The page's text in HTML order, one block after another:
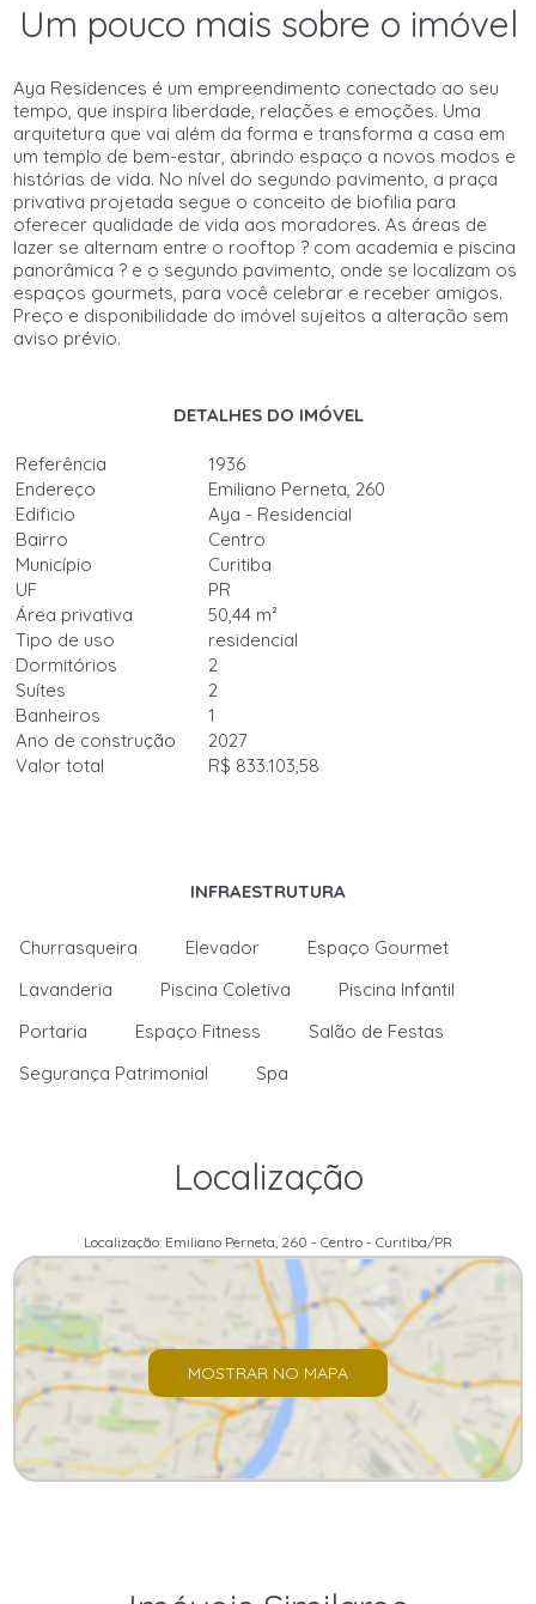
Um pouco mais sobre o imóvel
Aya Residences é um empreendimento conectado ao seu
tempo, que inspira liberdade, relações e emoções. Uma
arquitetura que vai além da forma e transforma a casa em
um templo de bem-estar, abrindo espaço a novos modos e
histórias de vida. No nível do segundo pavimento, a praça
privativa projetada segue o conceito de biofilia para
oferecer qualidade de vida aos moradores. As áreas de
lazer se alternam entre o rooftop ? com academia e piscina
panorâmica ? e o segundo pavimento, onde se localizam os
espaços gourmets, para você celebrar e receber amigos.
Preço e disponibilidade do imóvel sujeitos a alteração sem
aviso prévio.
DETALHES DO IMÓVEL
Referência
1936
Endereço
Emiliano Perneta, 260
Edificio
Aya - Residencial
Bairro
Centro
Município
Curitiba
UF
PR
Área privativa
50,44 m²
Tipo de uso
residencial
Dormitórios
2
Suítes
2
Banheiros
1
Ano de construção
2027
Valor total
R$ 833.103,58
INFRAESTRUTURA
Churrasqueira Elevador
Espaço Gourmet
Lavanderia
Piscina Coletiva
Piscina Infantil
Portaria
Espaço Fitness
Salão de Festas
Segurança Patrimonial
Spa
Localização
Localização: Emiliano Perneta, 260 - Centro - Curitiba/PR
MOSTRAR NO MAPA